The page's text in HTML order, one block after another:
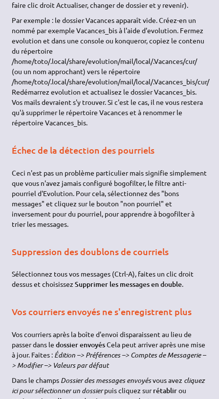
faire clic droit Actualiser, changer de dossier et y revenir).
Par exemple : le dossier Vacances apparaît vide. Créez-en un
nommé par exemple Vacances_bis à l'aide d'evolution. Fermez
evolution et dans une console ou konqueror, copiez le contenu
du répertoire
/home/toto/.local/share/evolution/mail/local/.Vacances/cur/
(ou un nom approchant) vers le répertoire
/home/toto/.local/share/evolution/mail/local/.Vacances_bis/cur/
Redémarrez evolution et actualisez le dossier Vacances_bis.
Vos mails devraient s'y trouver. Si c'est le cas, il ne vous restera
qu'à supprimer le répertoire Vacances et à renommer le
répertoire Vacances_bis.
Échec de la détection des pourriels
Ceci n'est pas un problème particulier mais signifie simplement
que vous n'avez jamais configuré bogofilter, le filtre anti-
pourriel d'Evolution. Pour cela, sélectionnez des "bons
messages" et cliquez sur le bouton "non pourriel" et
inversement pour du pourriel, pour apprendre à bogofilter à
trier les messages.
Suppression des doublons de courriels
Sélectionnez tous vos messages (Ctrl-A), faites un clic droit
dessus et choisissezSupprimer les messages en double.
Vos courriers envoyés ne s'enregistrent plus
Vos courriers après la boîte d'envoi disparaissent au lieu de
passer dans ledossier envoyésCela peut arriver après une mise
à jour. Faites : Édition –> Préférences –> Comptes de Messagerie –
> Modifier –> Valeurs par défaut
Dans le champs Dossier des messages envoyésvous avez cliquez
ici pour sélectionner un dossierpuis cliquez surrétablirou